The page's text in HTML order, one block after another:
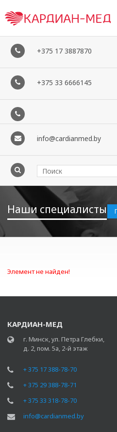
+375 17 3887870
+375 33 6666145
info@cardianmed.by
Наши специалисты
Элемент не найден!
КАРДИАН-МЕД
г. Минск, ул. Петра Глебки,
д. 2, пом. 5а, 2-й этаж
+ 375 17 388-78-70
+ 375 29 388-78-71
+ 375 33 318-78-70
info@cardianmed.by